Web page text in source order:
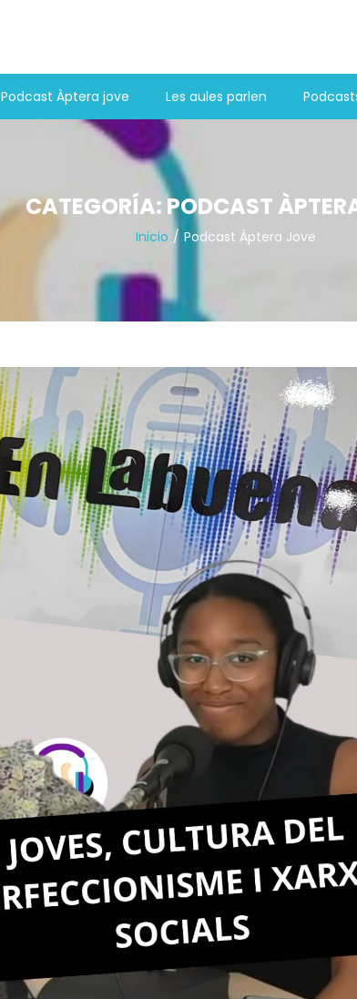
Podcast Àptera jove Les aules parlen
CATEGORÍA:PODCAST
Inicio Podcast Àptera Jove